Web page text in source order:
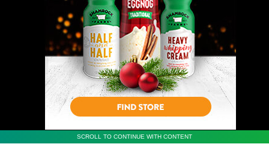
SCROLL TO CONTINUE WITH CONTENT